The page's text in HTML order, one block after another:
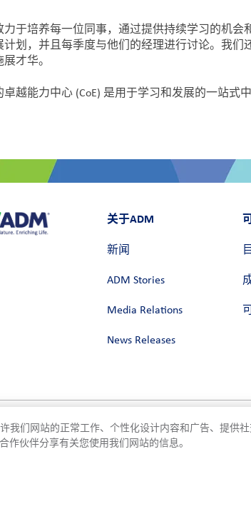
力于培养每一位同事，通过提供持续学习的机
计划，并且每季度与他们的经理进行讨论。我
才华。
卓越能力中心 (CoE) 是用于学习和发展的一站
关于ADM
新闻
ADM Stories
Media Relations
News Releases
使用条款合规Cookie 设置©2026 ADM
许我们网站的正常工作、个性化设计内容和广告、提供
作伙伴分享有关您使用我们网站的信息。